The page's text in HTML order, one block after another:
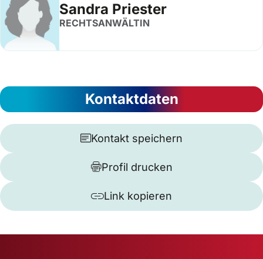
Sandra Priester
RECHTSANWÄLTIN
Kontaktdaten
Kontakt speichern
Profil drucken
Link kopieren